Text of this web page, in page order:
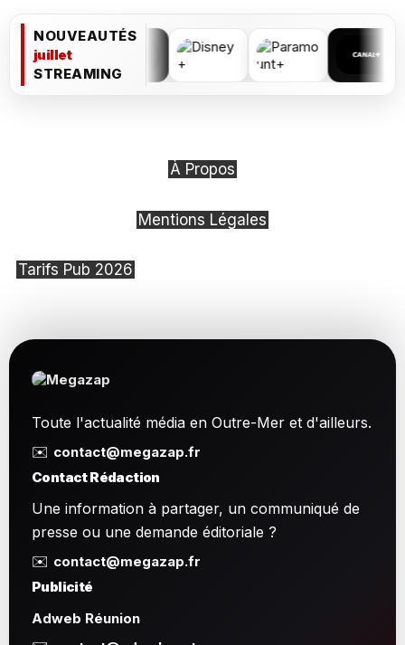
NOUVEAUTÉS
juillet
STREAMING
À Propos
Mentions Légales
Tarifs Pub 2026
Toute l'actualité média en Outre-Mer et d'ailleurs.
✉️ contact@megazap.fr
Contact Rédaction
Une information à partager, un communiqué de
presse ou une demande éditoriale ?
✉️ contact@megazap.fr
Publicité
Adweb Réunion